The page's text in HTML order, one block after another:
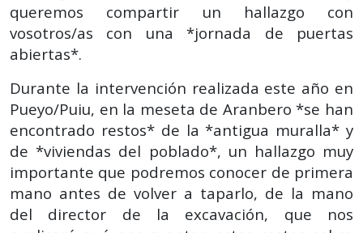
queremos compartir un hallazgo con
vosotros/as con una *jornada de puertas
abiertas*.
Durante la intervención realizada este año en
Pueyo/Puiu, en la meseta de Aranbero *se han
encontrado restos* de la *antigua muralla* y
de *viviendas del poblado*, un hallazgo muy
importante que podremos conocer de primera
mano antes de volver a taparlo, de la mano
del director de la excavación, que nos